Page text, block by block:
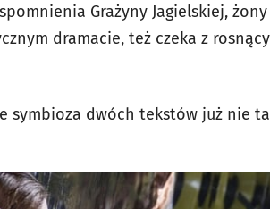
Grażyny Jagielskiej,
dramacie, też czeka z
symbioza dwóch tekstów już nie